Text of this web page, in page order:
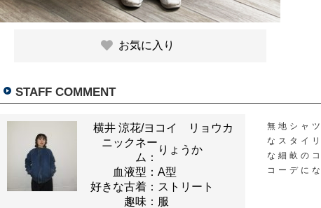
お気に入り
STAFF COMMENT
横井 涼花/ヨコイ リョウカ
ニックネー
ム：
りょうか
血液型： A型
好きな古着： ストリート
趣味： 服
無地シャ
なスタイ
な細畝の
コーデに